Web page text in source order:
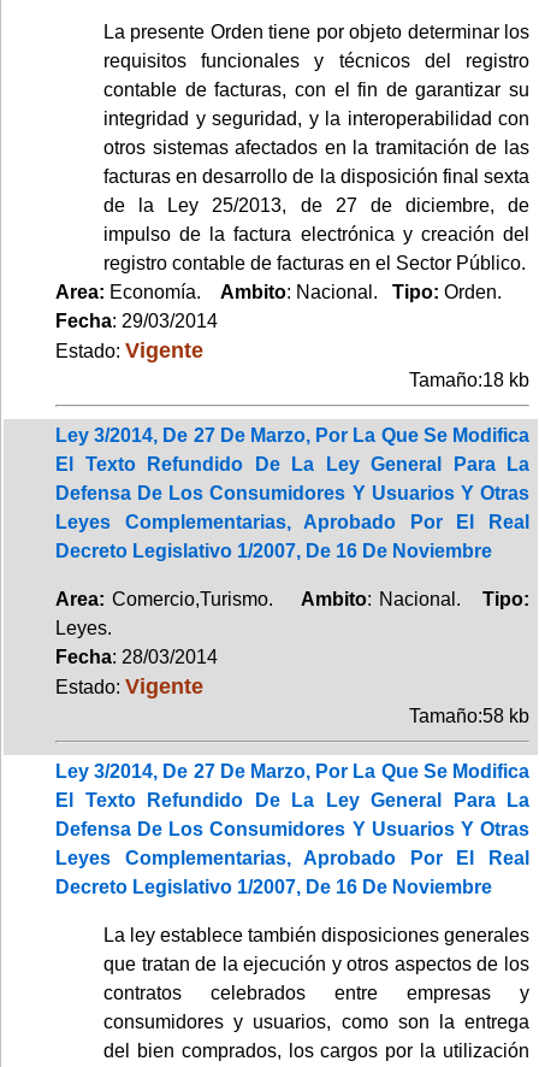
La presente Orden tiene por objeto determinar los
requisitos funcionales y técnicos del registro
contable de facturas, con el fin de garantizar su
integridad y seguridad, y la interoperabilidad con
otros sistemas afectados en la tramitación de las
facturas en desarrollo de la disposición final sexta
de la Ley 25/2013, de 27 de diciembre, de
impulso de la factura electrónica y creación del
registro contable de facturas en el Sector Público.
Area: Economía. Ambito: Nacional. Tipo: Orden.
Fecha: 29/03/2014
Estado: Vigente
Tamaño:18 kb
Ley 3/2014, De 27 De Marzo, Por La Que Se Modifica
El Texto Refundido De La Ley General Para La
Defensa De Los Consumidores Y Usuarios Y Otras
Leyes Complementarias, Aprobado Por El Real
Decreto Legislativo 1/2007, De 16 De Noviembre
Area: Comercio,Turismo. Ambito: Nacional.Tipo:
Leyes.
Fecha: 28/03/2014
Estado: Vigente
Tamaño:58 kb
Ley 3/2014, De 27 De Marzo, Por La Que Se Modifica
El Texto Refundido De La Ley General Para La
Defensa De Los Consumidores Y Usuarios Y Otras
Leyes Complementarias, Aprobado Por El Real
Decreto Legislativo 1/2007, De 16 De Noviembre
La ley establece también disposiciones generales
que tratan de la ejecución y otros aspectos de los
contratos celebrados entre empresas y
consumidores y usuarios, como son la entrega
del bien comprados, los cargos por la utilización